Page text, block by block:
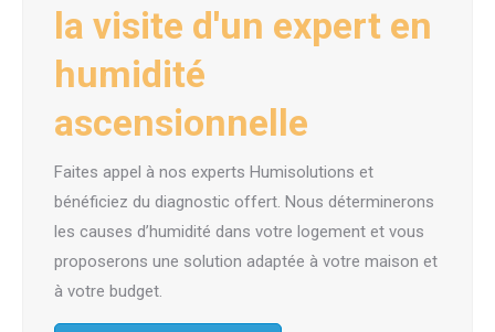
la visite d'un expert en
humidité
ascensionnelle
Faites appel à nos experts Humisolutions et
bénéficiez du diagnostic offert. Nous déterminerons
les causes d’humidité dans votre logement et vous
proposerons une solution adaptée à votre maison et
à votre budget.